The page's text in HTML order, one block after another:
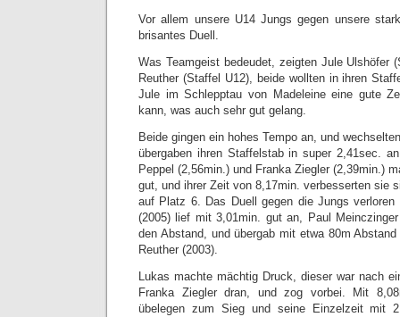
Vor allem unsere U14 Jungs gegen unsere
brisantes Duell.
Was Teamgeist bedeudet, zeigten Jule Ulshöfer
Reuther (Staffel U12), beide wollten in ihren
Jule im Schlepptau von Madeleine eine gute
kann, was auch sehr gut gelang.
Beide gingen ein hohes Tempo an, und
übergaben ihren Staffelstab in super 2,41sec.
Peppel (2,56min.) und Franka Ziegler (2,39min.)
gut, und ihrer Zeit von 8,17min. verbesserten sie
auf Platz 6. Das Duell gegen die Jungs verloren
(2005) lief mit 3,01min. gut an, Paul
den Abstand, und übergab mit etwa 80m
Reuther (2003).
Lukas machte mächtig Druck, dieser war nach
Franka Ziegler dran, und zog vorbei. Mit
übelegen zum Sieg und seine Einzelzeit mit